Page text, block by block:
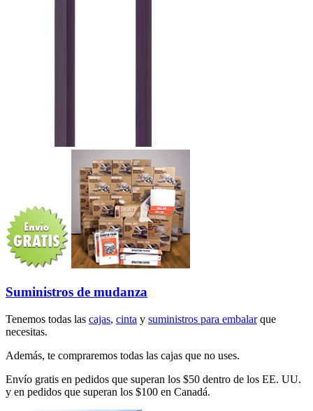
Suministros de mudanza
Tenemos todas las cajas, cinta y suministros para embalarque
necesitas.
Además, te compraremos todas las cajas que no uses.
Envío gratis en pedidos que superan los $50 dentro de los EE. UU.
y en pedidos que superan los $100 en Canadá.